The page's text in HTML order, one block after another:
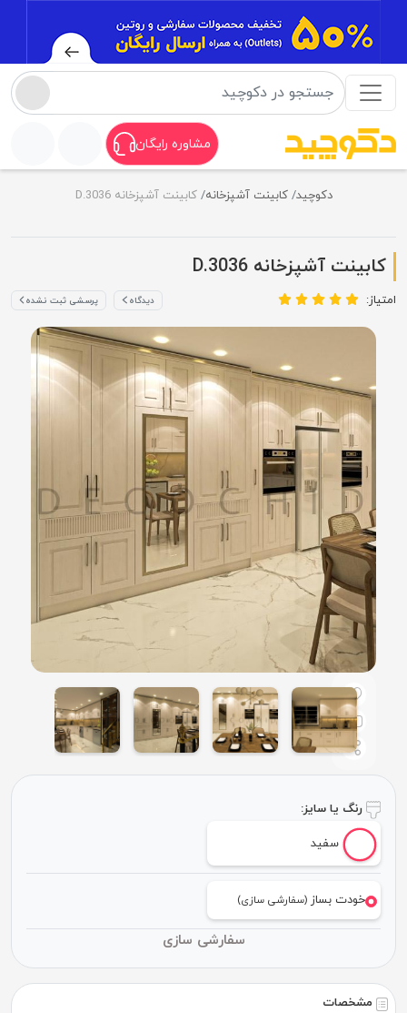
مشاوره رایگان
دکوچید کابینت آشپزخانه کابینت آشپزخانه D.3036
کابینت آشپزخانه D.3036
امتیاز: دیدگاه پرسشی ثبت نشده
مشخصات
رنگ یا سایز:
سفید
خودت بساز(سفارشی سازی)
سفارشی سازی